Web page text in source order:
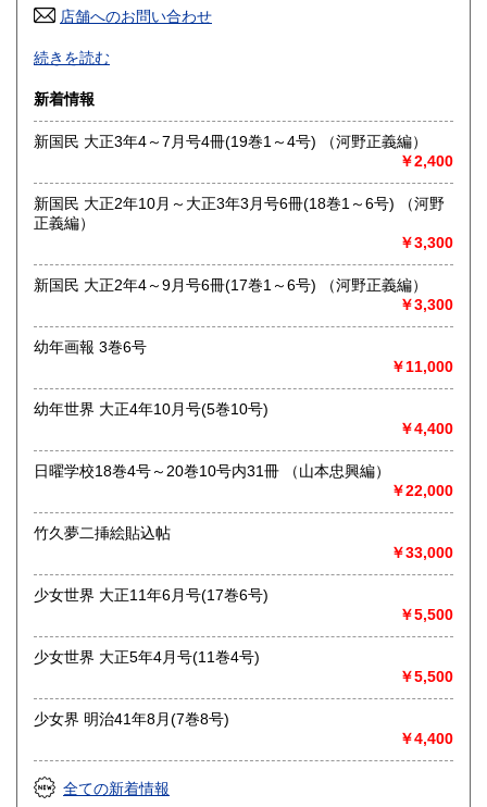
高知県 250円
佐賀県
熊本県 250円 大分県 250円
250円
沖縄県 250円
店舗へのお問い合わせ
「日本の古本屋」専用在庫です。
沿線名：-
最寄駅：-
営業時間：-
定休日：-
書籍の買取について
戦前の料理、婦人もの、絵本、児童書などに加え、各種雑
チラシなど紙モノ資料、特に高く買い取らせていただきま
す。
取り扱い分野
ベル、紙モノ全般
続きを読む
新着情報
新国民 大正3年4～7月号4冊(19巻1～4号) （河野正義編）
￥2,400
新国民 大正2年10月～大正3年3月号6冊(18巻1～6号) （河野
正義編）
￥3,300
新国民 大正2年4～9月号6冊(17巻1～6号) （河野正義編）
￥3,300
幼年画報 3巻6号
￥11,000
幼年世界 大正4年10月号(5巻10号)
￥4,400
日曜学校18巻4号～20巻10号内31冊 （山本忠興編）
￥22,000
竹久夢二挿絵貼込帖
￥33,000
少女世界 大正11年6月号(17巻6号)
￥5,500
少女世界 大正5年4月号(11巻4号)
￥5,500
少女界 明治41年8月(7巻8号)
￥4,400
全ての新着情報